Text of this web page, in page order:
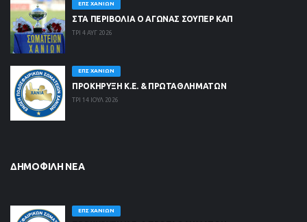
ΕΠΣ ΧΑΝΊΩΝ
ΣΤΑ ΠΕΡΙΒΟΛΙΑ Ο ΑΓΩΝΑΣ ΣΟΥΠΕΡ ΚΑΠ
ΤΡΙ 4 ΑΥΓ 2026
ΕΠΣ ΧΑΝΊΩΝ
ΠΡΟΚΗΡΥΞΗ Κ.Ε. & ΠΡΩΤΑΘΛΗΜΑΤΩΝ
ΤΡΙ 14 ΙΟΥΛ 2026
ΔΗΜΟΦΙΛΉ ΝΈΑ
ΕΠΣ ΧΑΝΊΩΝ